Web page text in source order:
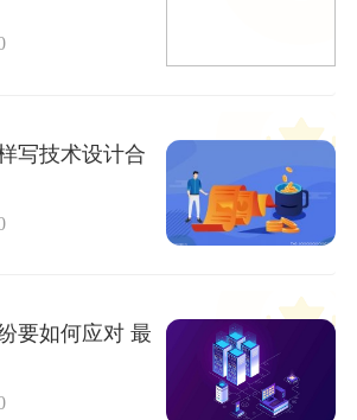
写技术设计合
要如何应对 最